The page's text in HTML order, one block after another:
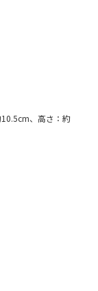
、高さ：約